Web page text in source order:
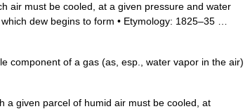
air must be cooled, at a given pressure and water
dew begins to form • Etymology: 1825–35 …
component of a gas (as, esp., water vapor in the air)
given parcel of humid air must be cooled, at